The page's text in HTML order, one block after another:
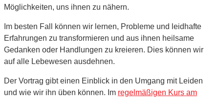
Möglichkeiten, uns ihnen zu nähern.
Im besten Fall können wir lernen, Probleme und leidhafte
Erfahrungen zu transformieren und aus ihnen heilsame
Gedanken oder Handlungen zu kreieren. Dies können wir
auf alle Lebewesen ausdehnen.
Der Vortrag gibt einen Einblick in den Umgang mit Leiden
und wie wir ihn üben können. Im regelmäßigen Kurs am